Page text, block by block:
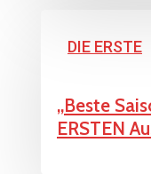
Saisonleistung
ERSTEN
DIE ERSTE
„Beste
ERSTEN